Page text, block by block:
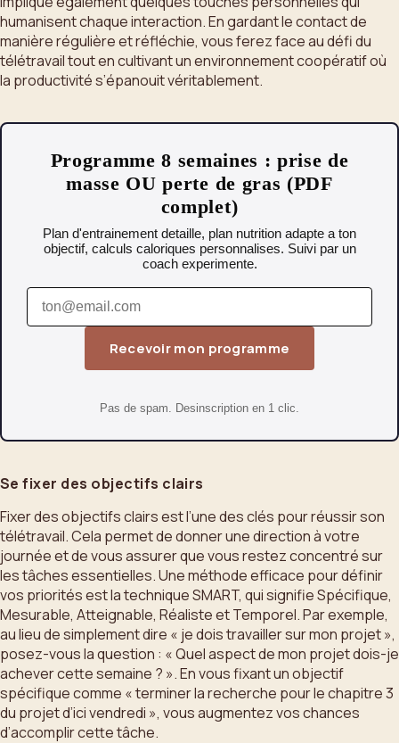
humanisent chaque interaction. En gardant le contact de
manière régulière et réfléchie, vous ferez face au défi du
télétravail tout en cultivant un environnement coopératif où
la productivité s’épanouit véritablement.
Programme 8 semaines : prise de
masse OU perte de gras (PDF
complet)
Plan d'entrainement detaille, plan nutrition adapte a ton
objectif, calculs caloriques personnalises. Suivi par un
coach experimente.
Recevoir mon programme
Pas de spam. Desinscription en 1 clic.
Se fixer des objectifs clairs
Fixer des objectifs clairs est l’une des clés pour réussir son
télétravail. Cela permet de donner une direction à votre
journée et de vous assurer que vous restez concentré sur
les tâches essentielles. Une méthode efficace pour définir
vos priorités est la technique SMART, qui signifie Spécifique,
Mesurable, Atteignable, Réaliste et Temporel. Par exemple,
au lieu de simplement dire « je dois travailler sur mon projet »,
posez-vous la question : « Quel aspect de mon projet dois-je
achever cette semaine ? ». En vous fixant un objectif
spécifique comme « terminer la recherche pour le chapitre 3
du projet d’ici vendredi », vous augmentez vos chances
d’accomplir cette tâche.